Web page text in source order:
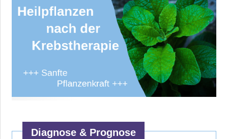
Diagnose & Prognose